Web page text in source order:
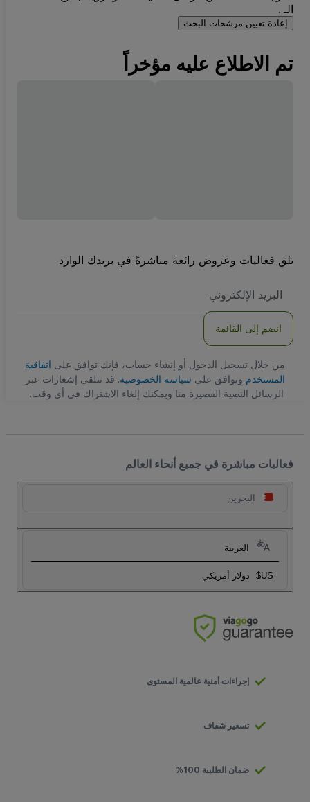
الـ .
إعادة تعيين مرشحات البحث
تم الاطلاع عليه مؤخراً
تلق فعاليات وعروض رائعة مباشرةً في بريدك الوارد
الاكتروني
انضم إلى القائمة
من خلال تسجيل الدخول أو إنشاء حساب، فإنك توافق على اتفاقية
المستخدم وتوافق على سياسة الخصوصية. قد تتلقى إشعارات عبر
الرسائل النصية القصيرة منا ويمكنك إلغاء الاشتراك في أي وقت.
فعاليات مباشرة في جميع أنحاء العالم
البحرين
العربية
US$ دولار أمريكي
إجراءات أمنية عالمية المستوى
تسعير شفاف
ضمان الطلبية 100%